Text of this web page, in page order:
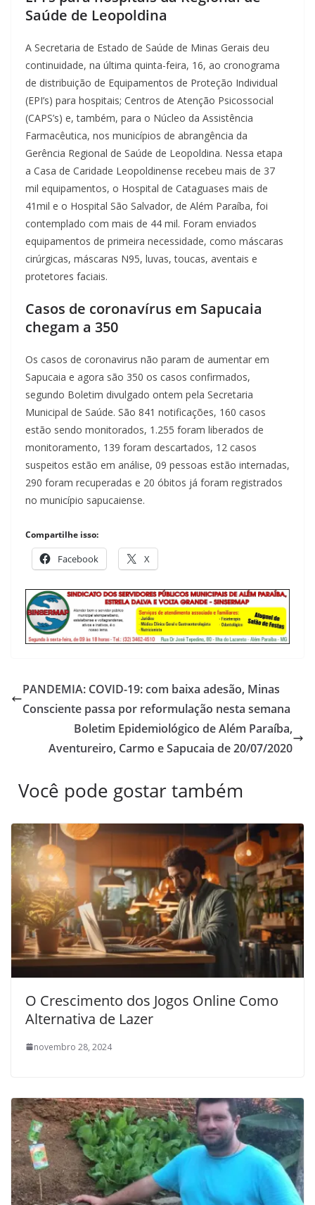
Saúde de Leopoldina
A Secretaria de Estado de Saúde de Minas Gerais deu
continuidade, na última quinta-feira, 16, ao cronograma
de distribuição de Equipamentos de Proteção Individual
(EPI’s) para hospitais; Centros de Atenção Psicossocial
(CAPS’s) e, também, para o Núcleo da Assistência
Farmacêutica, nos municípios de abrangência da
Gerência Regional de Saúde de Leopoldina. Nessa etapa
a Casa de Caridade Leopoldinense recebeu mais de 37
mil equipamentos, o Hospital de Cataguases mais de
41mil e o Hospital São Salvador, de Além Paraíba, foi
contemplado com mais de 44 mil. Foram enviados
equipamentos de primeira necessidade, como máscaras
cirúrgicas, máscaras N95, luvas, toucas, aventais e
protetores faciais.
Casos de coronavírus em Sapucaia
chegam a 350
Os casos de coronavirus não param de aumentar em
Sapucaia e agora são 350 os casos confirmados,
segundo Boletim divulgado ontem pela Secretaria
Municipal de Saúde. São 841 notificações, 160 casos
estão sendo monitorados, 1.255 foram liberados de
monitoramento, 139 foram descartados, 12 casos
suspeitos estão em análise, 09 pessoas estão internadas,
290 foram recuperadas e 20 óbitos já foram registrados
no município sapucaiense.
Compartilhe isso:
Facebook X
PANDEMIA: COVID-19: com baixa adesão, Minas
Consciente passa por reformulação nesta semana
Boletim Epidemiológico de Além Paraíba,
Aventureiro, Carmo e Sapucaia de 20/07/2020
Você pode gostar também
O Crescimento dos Jogos Online Como
Alternativa de Lazer
novembro 28, 2024